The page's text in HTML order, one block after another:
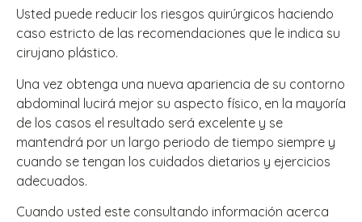
Usted puede reducir los riesgos quirúrgicos haciendo
caso estricto de las recomendaciones que le indica su
cirujano plástico.
Una vez obtenga una nueva apariencia de su contorno
abdominal lucirá mejor su aspecto físico, en la mayoría
de los casos el resultado será excelente y se
mantendrá por un largo periodo de tiempo siempre y
cuando se tengan los cuidados dietarios y ejercicios
adecuados.
Cuando usted este consultando información acerca